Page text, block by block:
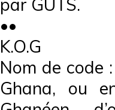
par GUTS.
••
K.O.G
Nom de code
Ghana, ou